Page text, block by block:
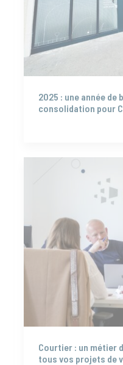
2025 : une année de
consolidation pour
Courtier : un métier
tous vos projets de